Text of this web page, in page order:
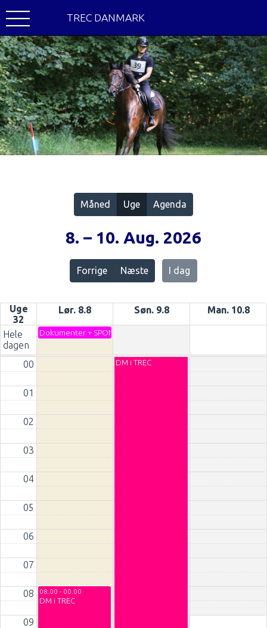
TREC DANMARK
Forrige Næste I dag
8. – 10. Aug. 2026
Måned Uge Agenda
Uge
32
Lør. 8.8 Søn. 9.8 Man. 10.8
Hele
dagen
Dokumenter + SPONSORER til DM
00
01
02
03
04
05
06
07
08
09
08.00 - 00.00
DM i TREC
DM i TREC